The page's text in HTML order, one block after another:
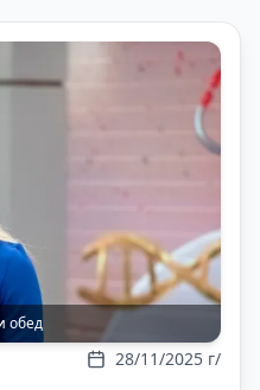
обед
28/11/2025 г/